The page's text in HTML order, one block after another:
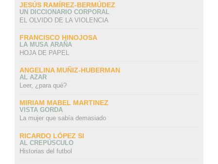
JESÚS RAMÍREZ-BERMÚDEZ
UN DICCIONARIO CORPORAL
EL OLVIDO DE LA VIOLENCIA
FRANCISCO HINOJOSA
LA MUSA ARAÑA
HOJA DE PAPEL
ANGELINA MUÑIZ-HUBERMAN
AL AZAR
Leer, ¿para qué?
MIRIAM MABEL MARTINEZ
VISTA GORDA
La mujer que sabía demasiado
RICARDO LÓPEZ SI
AL CREPÚSCULO
Historias del futbol